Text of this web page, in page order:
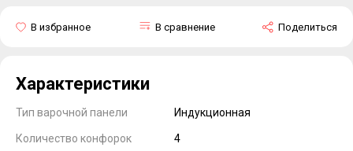
Поделиться
В сравнение
В избранное
Характеристики
Тип варочной панели Индукционная
Количество конфорок 4